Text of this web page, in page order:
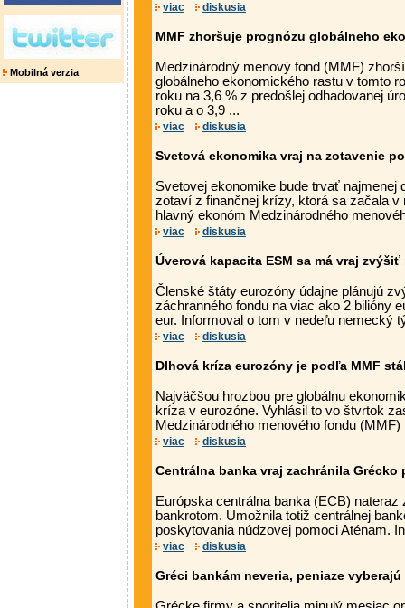
Mobilná verzia
viac diskusia
MMF zhoršuje prognózu globálneho
Medzinárodný menový fond (MMF)
globálneho ekonomického rastu v tomto
roku na 3,6 % z predošlej odhadovanej
roku a o 3,9 ...
viac diskusia
Svetová ekonomika vraj na zotavenie
Svetovej ekonomike bude trvať najmenej
zotaví z finančnej krízy, ktorá sa začala v
hlavný ekonóm Medzinárodného
viac diskusia
Úverová kapacita ESM sa má vraj
Členské štáty eurozóny údajne plánujú
záchranného fondu na viac ako 2 bilióny
eur. Informoval o tom v nedeľu nemecký
viac diskusia
Dlhová kríza eurozóny je podľa MMF
Najväčšou hrozbou pre globálnu
kríza v eurozóne. Vyhlásil to vo štvrtok
Medzinárodného menového fondu (MMF)
viac diskusia
Centrálna banka vraj zachránila Grécko
Európska centrálna banka (ECB)
bankrotom. Umožnila totiž centrálnej
poskytovania núdzovej pomoci Aténam.
viac diskusia
Gréci bankám neveria, peniaze